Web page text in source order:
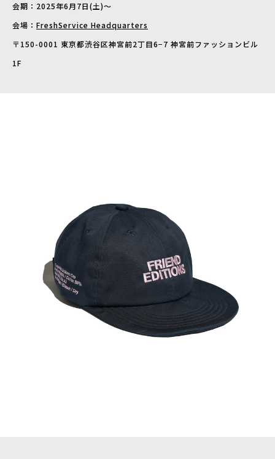
会期：2025年6月7日(土)〜
会場： FreshService Headquarters
〒150-0001 東京都渋谷区神宮前2丁目6−7 神宮前ファッションビル
1F